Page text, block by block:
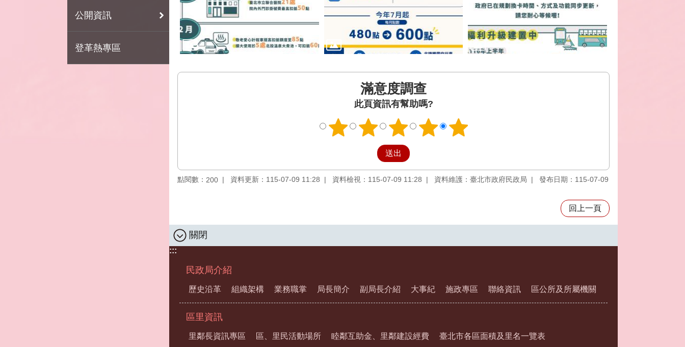
公開資訊
登革熱專區
滿意度調查
此頁資訊有幫助嗎?
點閱數： 200 資料更新：115-07-09 11:28 資料檢視：115-07-09 11:28 資料維護：臺北市政府民政局 發布日期：115-07-09
回上一頁
關閉
:::
民政局介紹
歷史沿革 組織架構 業務職掌 局長簡介 副局長介紹 大事紀 施政專區 聯絡資訊 區公所及所屬機關
區里資訊
里鄰長資訊專區 區、里民活動場所 睦鄰互助金、里鄰建設經費 臺北市各區面積及里名一覽表